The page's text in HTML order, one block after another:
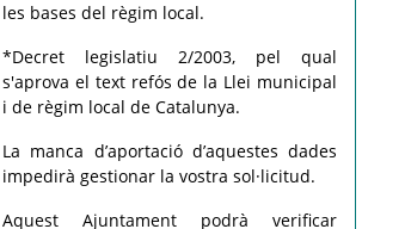
les bases del règim local.
*Decret legislatiu 2/2003, pel qual
s'aprova el text refós de la Llei municipal
i de règim local de Catalunya.
La manca d’aportació d’aquestes dades
impedirà gestionar la vostra sol·licitud.
Aquest Ajuntament podrà verificar